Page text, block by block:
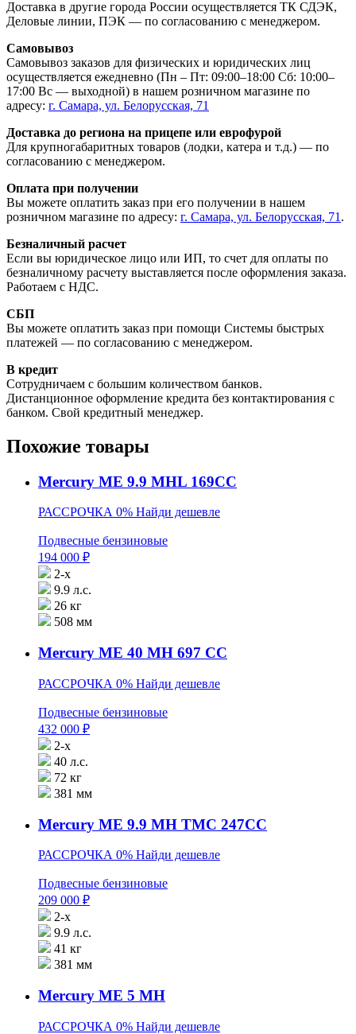
Доставка в другие города России осуществляется ТК СДЭК,
Деловые линии, ПЭК — по согласованию с менеджером.
Самовывоз
Самовывоз заказов для физических и юридических лиц
осуществляется ежедневно (Пн – Пт: 09:00–18:00 Сб: 10:00–
17:00 Вс — выходной) в нашем розничном магазине по
адресу: г. Самара, ул. Белорусская, 71
Доставка до региона на прицепе или еврофурой
Для крупногабаритных товаров (лодки, катера и т.д.) — по
согласованию с менеджером.
Оплата при получении
Вы можете оплатить заказ при его получении в нашем
розничном магазине по адресу: г. Самара, ул. Белорусская, 71 .
Безналичный расчет
Если вы юридическое лицо или ИП, то счет для оплаты по
безналичному расчету выставляется после оформления заказа.
Работаем с НДС.
СБП
Вы можете оплатить заказ при помощи Системы быстрых
платежей — по согласованию с менеджером.
В кредит
Сотрудничаем с большим количеством банков.
Дистанционное оформление кредита без контактирования с
банком. Свой кредитный менеджер.
Похожие товары
Mercury ME 9.9 MHL 169CC
РАССРОЧКА 0% Найди дешевле
Подвесные бензиновые
194 000 ₽
2-х
9.9 л.с.
26 кг
508 мм
Mercury ME 40 MH 697 CC
РАССРОЧКА 0% Найди дешевле
Подвесные бензиновые
432 000 ₽
2-х
40 л.с.
72 кг
381 мм
Mercury ME 9.9 MH TMC 247CC
РАССРОЧКА 0% Найди дешевле
Подвесные бензиновые
209 000 ₽
2-х
9.9 л.с.
41 кг
381 мм
Mercury ME 5 MH
РАССРОЧКА 0% Найди дешевле